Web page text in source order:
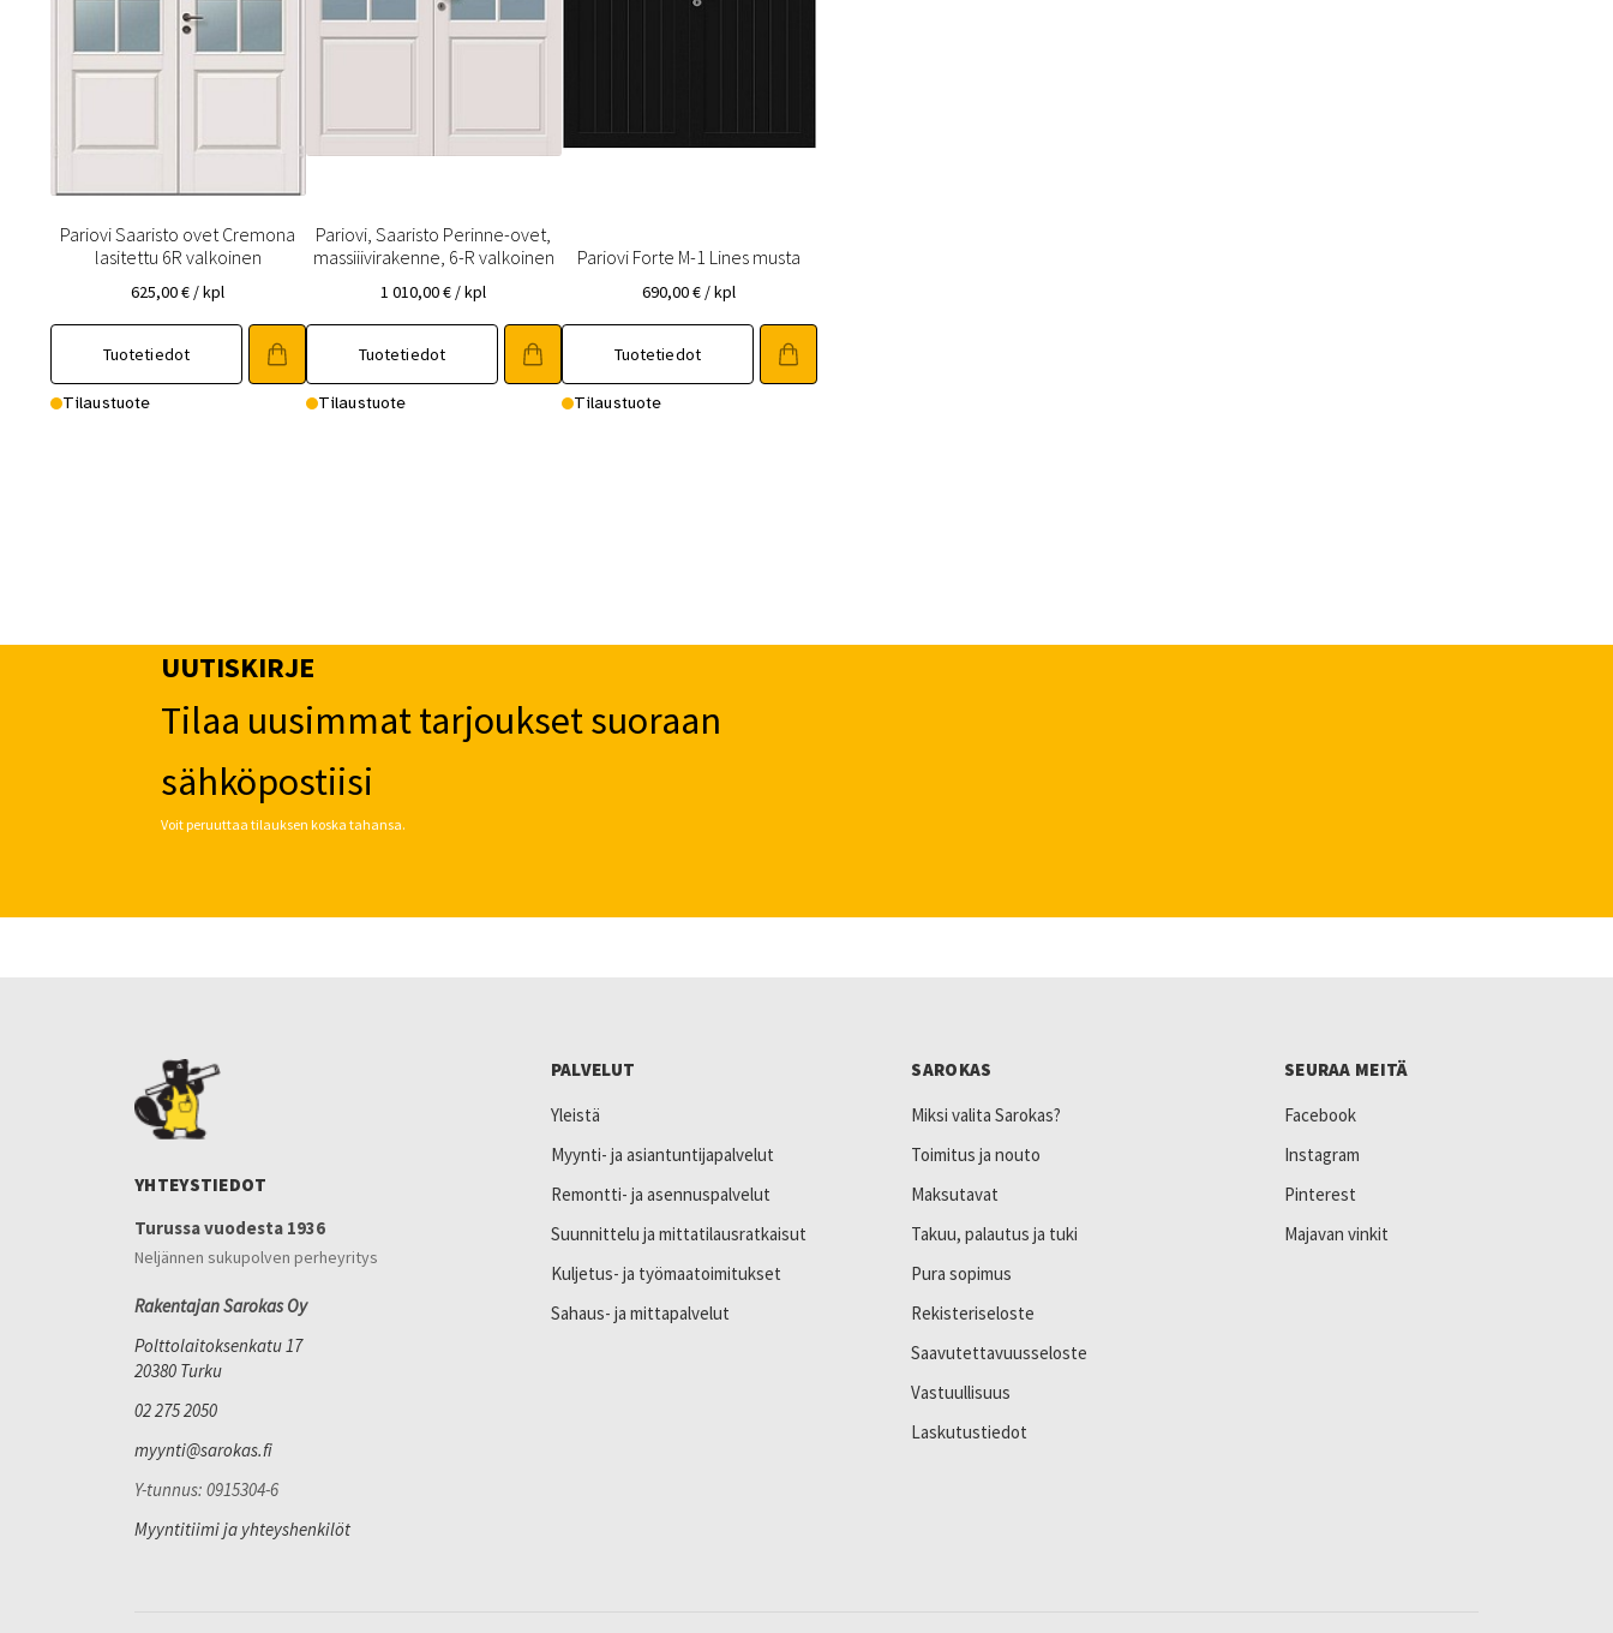
Pariovi Saaristo ovet Cremona
lasitettu 6R valkoinen
625,00€ / kpl
Tuotetiedot
tuotteella
on
useampi
Tilaustuote
Pariovi, Saaristo Perinne-ovet,
massiiivirakenne, 6-R valkoinen
1 010,00€ / kpl
Tuotetiedot
tuotteella
on
useampi
Tilaustuote
Pariovi Forte M-1 Lines musta
690,00€ / kpl
Tuotetiedot
tuotteella
on
useampi
Tilaustuote
UUTISKIRJE
Tilaa uusimmat tarjoukset suoraan
sähköpostiisi
Voit peruuttaa tilauksen koska tahansa.
YHTEYSTIEDOT
Turussa vuodesta 1936
Neljännen sukupolven perheyritys
Rakentajan Sarokas Oy
Polttolaitoksenkatu 17
20380 Turku
02 275 2050
myynti@sarokas.fi
Y-tunnus: 0915304-6
Myyntitiimi ja yhteyshenkilöt
PALVELUT
Yleistä
Myynti- ja asiantuntijapalvelut
Remontti- ja asennuspalvelut
Suunnittelu ja mittatilausratkaisut
Kuljetus- ja työmaatoimitukset
Sahaus- ja mittapalvelut
SAROKAS
Miksi valita Sarokas?
Toimitus ja nouto
Maksutavat
Takuu, palautus ja tuki
Pura sopimus
Rekisteriseloste
Saavutettavuusseloste
Vastuullisuus
Laskutustiedot
SEURAA MEITÄ
Facebook
Instagram
Pinterest
Majavan vinkit